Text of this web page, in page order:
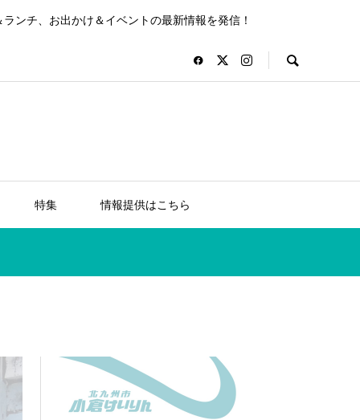
ンチ、お出かけ＆イベントの最新情報を発信！
特集 情報提供はこちら